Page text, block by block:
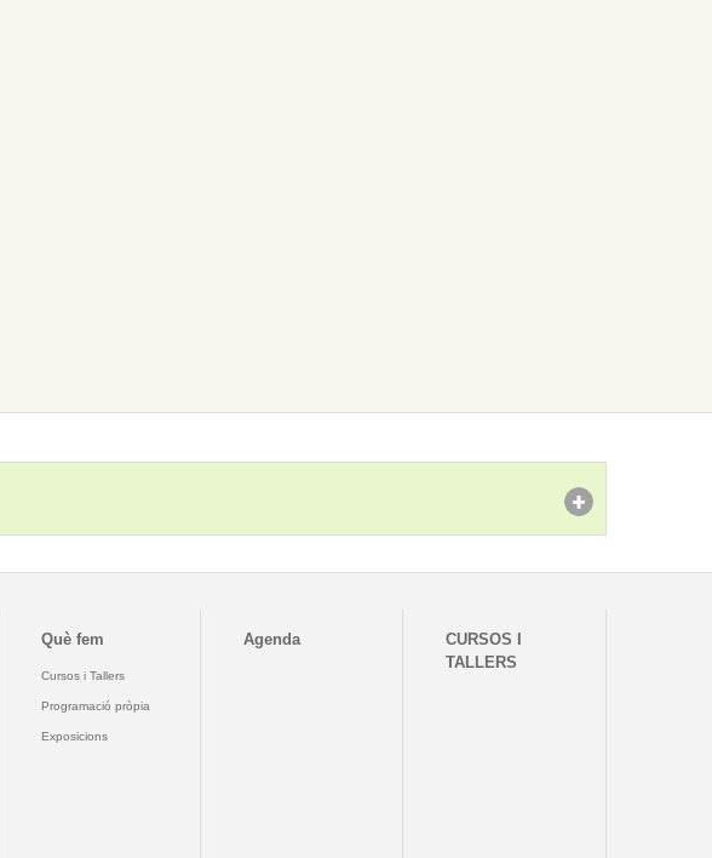
Què fem
Cursos i Tallers
Programació pròpia
Exposicions
Agenda
CURSOS I
TALLERS